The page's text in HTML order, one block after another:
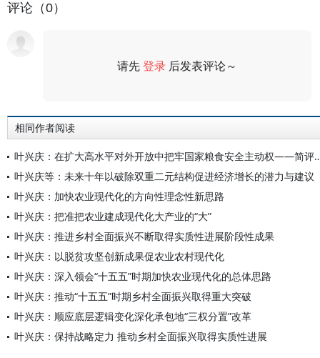
评论（0）
请先登录 后发表评论～
相同作者阅读
叶兴庆：在扩大高水平对外开放中把牢国家粮
叶兴庆等：未来十年以破除双重二元结构促进经济增长的潜力与建议
叶兴庆：加快农业现代化的方向性理念性新思路
叶兴庆：把准把农业建成现代化大产业的“大”
叶兴庆：推进乡村全面振兴不断取得实质性进展阶段性成果
叶兴庆：以脱贫攻坚创新成果促农业农村现代化
叶兴庆：深入领会“十五五”时期加快农业现代化的总体思路
叶兴庆：推动“十五五”时期乡村全面振兴取得重大突破
叶兴庆：顺应底层逻辑变化深化承包地“三权分置”改革
叶兴庆：保持战略定力 推动乡村全面振兴取得实质性进展